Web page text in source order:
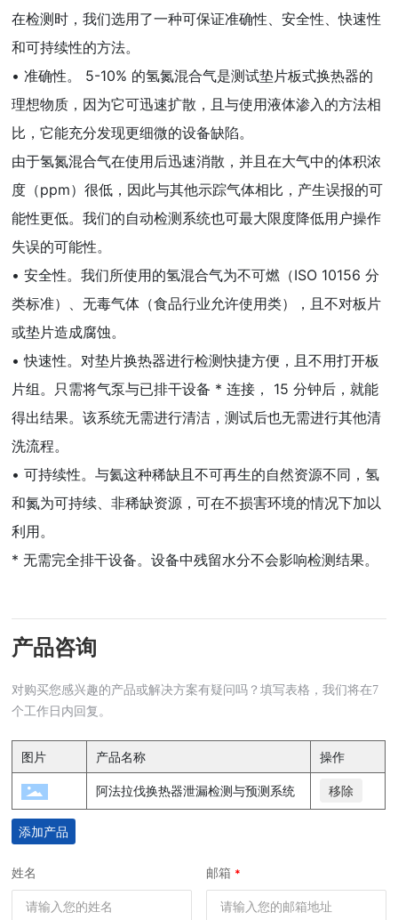
在检测时，我们选用了一种可保证准确性、安全性、快速性
和可持续性的方法。
• 准确性。 5-10% 的氢氮混合气是测试垫片板式换热器的
理想物质，因为它可迅速扩散，且与使用液体渗入的方法相
比，它能充分发现更细微的设备缺陷。
由于氢氮混合气在使用后迅速消散，并且在大气中的体积浓
度（ppm）很低，因此与其他示踪气体相比，产生误报的可
能性更低。我们的自动检测系统也可最大限度降低用户操作
失误的可能性。
• 安全性。我们所使用的氢混合气为不可燃（ISO 10156 分
类标准）、无毒气体（食品行业允许使用类），且不对板片
或垫片造成腐蚀。
• 快速性。对垫片换热器进行检测快捷方便，且不用打开板
片组。只需将气泵与已排干设备 * 连接， 15 分钟后，就能
得出结果。该系统无需进行清洁，测试后也无需进行其他清
洗流程。
• 可持续性。与氦这种稀缺且不可再生的自然资源不同，氢
和氮为可持续、非稀缺资源，可在不损害环境的情况下加以
利用。
* 无需完全排干设备。设备中残留水分不会影响检测结果。
产品咨询
对购买您感兴趣的产品或解决方案有疑问吗？填写表格，我们将在7
个工作日内回复。
图片 产品名称 操作
阿法拉伐换热器泄漏检测与预测系统 移除
添加产品
姓名 邮箱